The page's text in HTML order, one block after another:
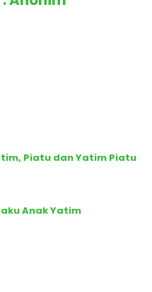
Piatu dan Yatim Piatu
Anak Yatim